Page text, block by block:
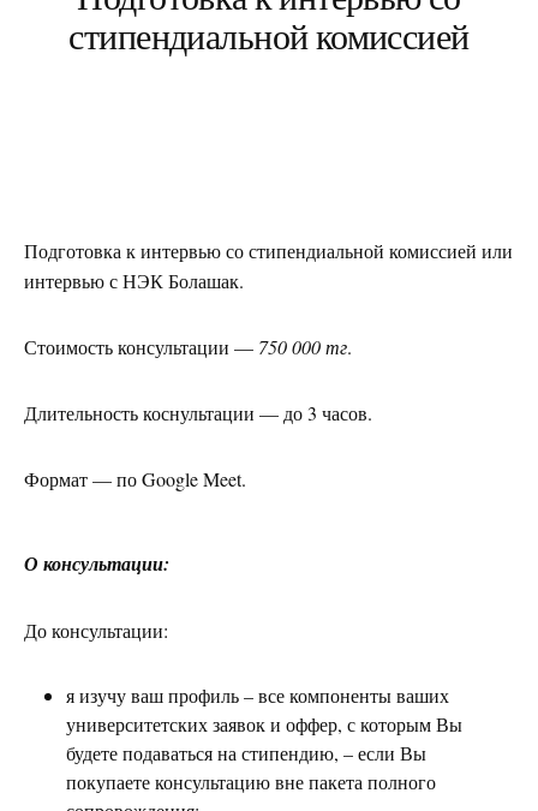
стипендиальной комиссией
Подготовка к интервью со стипендиальной комиссией или
интервью с НЭК Болашак.
Стоимость консультации — 750 000 тг.
Длительность коснультации — до 3 часов.
Формат — по Google Meet.
О консультации:
До консультации:
я изучу ваш профиль – все компоненты ваших
университетских заявок и оффер, с которым Вы
будете подаваться на стипендию, – если Вы
покупаете консультацию вне пакета полного